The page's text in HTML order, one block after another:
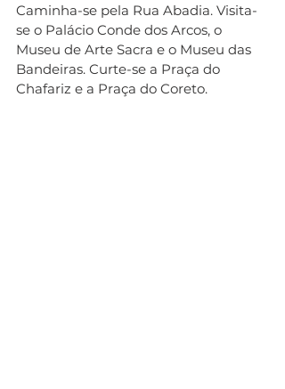
Caminha-se pela Rua Abadia. Visita-
se o Palácio Conde dos Arcos, o
Museu de Arte Sacra e o Museu das
Bandeiras. Curte-se a Praça do
Chafariz e a Praça do Coreto.